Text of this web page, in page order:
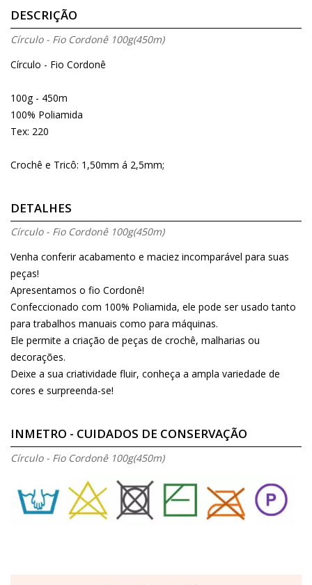
DESCRIÇÃO
Círculo - Fio Cordonê 100g(450m)
Círculo - Fio Cordonê
100g - 450m
100% Poliamida
Tex: 220
Crochê e Tricô: 1,50mm á 2,5mm;
DETALHES
Círculo - Fio Cordonê 100g(450m)
Venha conferir acabamento e maciez incomparável para suas
peças!
Apresentamos o fio Cordonê!
Confeccionado com 100% Poliamida, ele pode ser usado tanto
para trabalhos manuais como para máquinas.
Ele permite a criação de peças de crochê, malharias ou
decorações.
Deixe a sua criatividade fluir, conheça a ampla variedade de
cores e surpreenda-se!
INMETRO - CUIDADOS DE CONSERVAÇÃO
Círculo - Fio Cordonê 100g(450m)